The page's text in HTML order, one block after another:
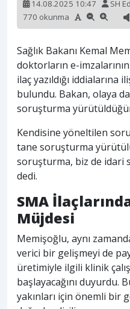
14.08.2025 10:47 SH
770 okunma
Sağlık Bakanı Kemal
doktorların e-
ilaç yazıldığı iddialarına
bulundu. Bakan, olaya
soruşturma
Kendisine yöneltilen
tane soruşturma
soruşturma, biz de idari
dedi.
SMA
Müjdesi
Memişoğlu, aynı
verici bir gelişmeyi de
üretimiyle ilgili klinik
başlayacağını duyurdu.
yakınları için önemli bir